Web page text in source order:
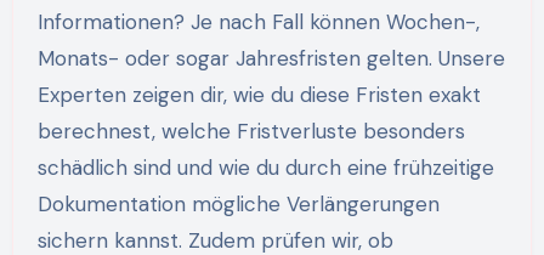
Informationen? Je nach Fall können Wochen-,
Monats- oder sogar Jahresfristen gelten. Unsere
Experten zeigen dir, wie du diese Fristen exakt
berechnest, welche Fristverluste besonders
schädlich sind und wie du durch eine frühzeitige
Dokumentation mögliche Verlängerungen
sichern kannst. Zudem prüfen wir, ob